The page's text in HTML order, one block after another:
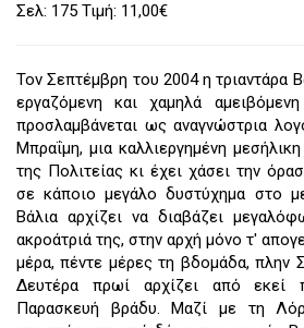
Σελ: 175 Τιμή: 11,00€
Τον Σεπτέμβρη του 2004 η τριαντάρα
εργαζόμενη και χαμηλά
προσλαμβάνεται ως αναγνώστρια
Μπραΐμη, μια καλλιεργημένη
της Πολιτείας κι έχει χάσει την
σε κάποιο μεγάλο δυστύχημα στο
Βάλια αρχίζει να διαβάζει
ακροάτριά της, στην αρχή μόνο τ'
μέρα, πέντε μέρες τη βδομάδα, πλην
Δευτέρα πρωί αρχίζει από εκεί
Παρασκευή βράδυ. Μαζί με τη